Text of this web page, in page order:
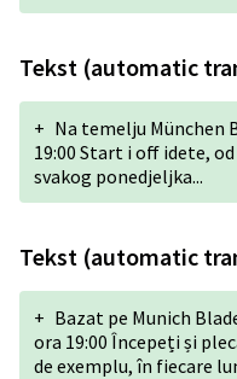
Tekst (automatic
+ Na temelju München
19:00 Start i off idete,
svakog ponedjeljka...
Tekst (automatic
+ Bazat pe Munich
ora 19:00 Începeți și
de exemplu, în fiecare